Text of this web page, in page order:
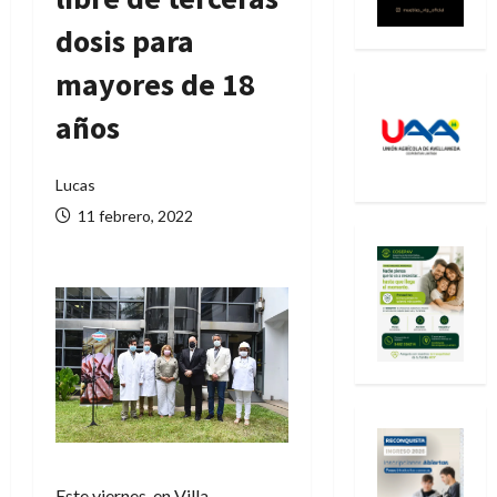
dosis para
mayores de 18
años
Lucas
11 febrero, 2022